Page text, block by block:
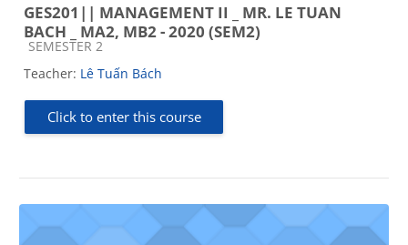
GES201|| MANAGEMENT II _ MR. LE TUAN
BACH _ MA2, MB2 - 2020 (SEM2)
Course category
SEMESTER 2
Teacher: Lê Tuấn Bách
Click to enter this course